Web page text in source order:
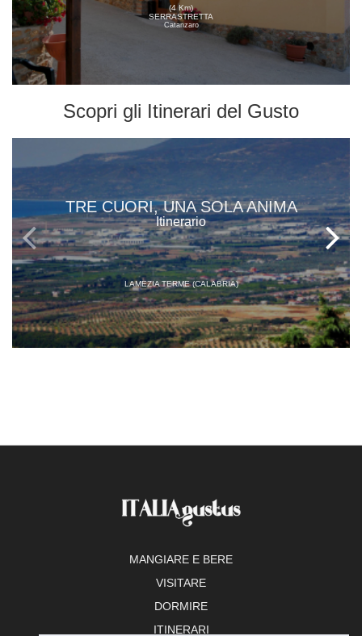
(4 Km)
SERRASTRETTA
Catanzaro
Scopri gli Itinerari del Gusto
TRE CUORI, UNA SOLA ANIMA
Itinerario
LAMEZIA TERME (CALABRIA)
MANGIARE E BERE
VISITARE
DORMIRE
ITINERARI